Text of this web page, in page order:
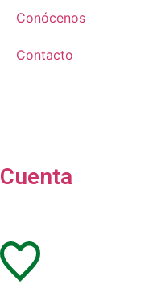
Conócenos
Contacto
Cuenta